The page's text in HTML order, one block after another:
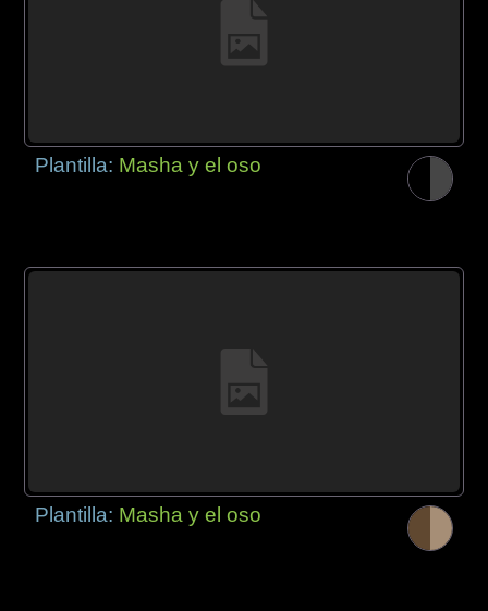
Plantilla: Masha y el oso
Plantilla: Masha y el oso